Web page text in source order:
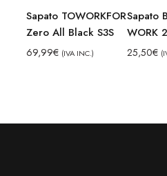
Sapato TOWORKFOR
Zero All Black S3S
69,99€ (IVA INC.)
Sapato
WORK
25,50€